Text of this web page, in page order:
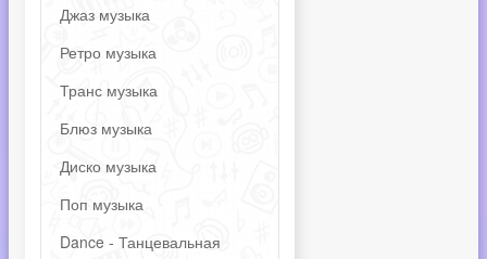
Джаз музыка
Ретро музыка
Транс музыка
Блюз музыка
Диско музыка
Поп музыка
Dance - Танцевальная